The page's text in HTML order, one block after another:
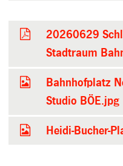
20260629
Stadtraum
Bahnhofplatz
Studio BÖE.jpg
Heidi-Bucher-